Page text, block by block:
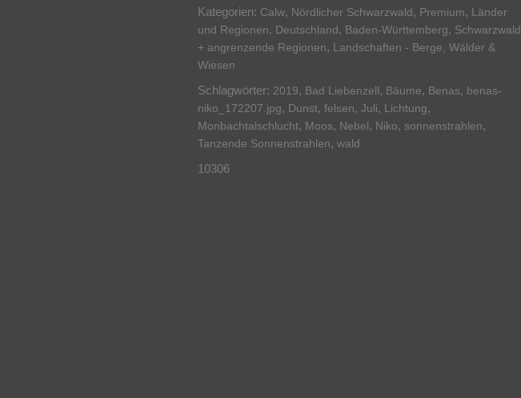
Kategorien: Calw, Nördlicher Schwarzwald, Premium, Länder
und Regionen, Deutschland, Baden-Württemberg, Schwarzwald
+ angrenzende Regionen, Landschaften - Berge, Wälder &
Wiesen
Schlagwörter: 2019, Bad Liebenzell, Bäume, Benas, benas-
niko_172207.jpg, Dunst, felsen, Juli, Lichtung,
Monbachtalschlucht, Moos, Nebel, Niko, sonnenstrahlen,
Tanzende Sonnenstrahlen, wald
10306